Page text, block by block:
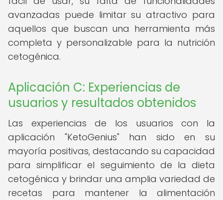
avanzadas puede limitar su atractivo para
aquellos que buscan una herramienta más
completa y personalizable para la nutrición
cetogénica.
Aplicación C: Experiencias de
usuarios y resultados obtenidos
Las experiencias de los usuarios con la
aplicación "KetoGenius" han sido en su
mayoría positivas, destacando su capacidad
para simplificar el seguimiento de la dieta
cetogénica y brindar una amplia variedad de
recetas para mantener la alimentación